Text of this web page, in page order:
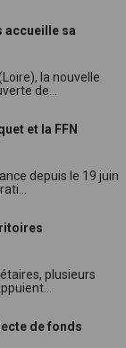
accueille sa
la nouvelle
de...
et la FFN
depuis le 19 juin
plusieurs
de fonds